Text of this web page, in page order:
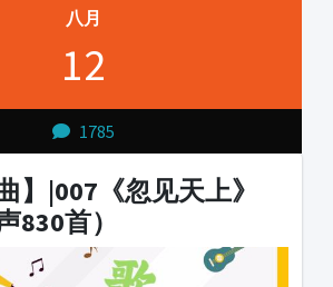
八月
12
1785
】|007《忽见天上》
830首）